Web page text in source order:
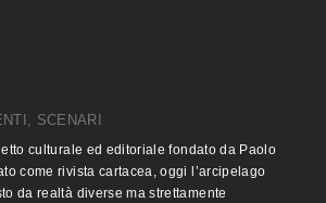
SCENARI
culturale ed editoriale fondato da Paolo
come rivista cartacea, oggi l’arcipelago
da realtà diverse ma strettamente